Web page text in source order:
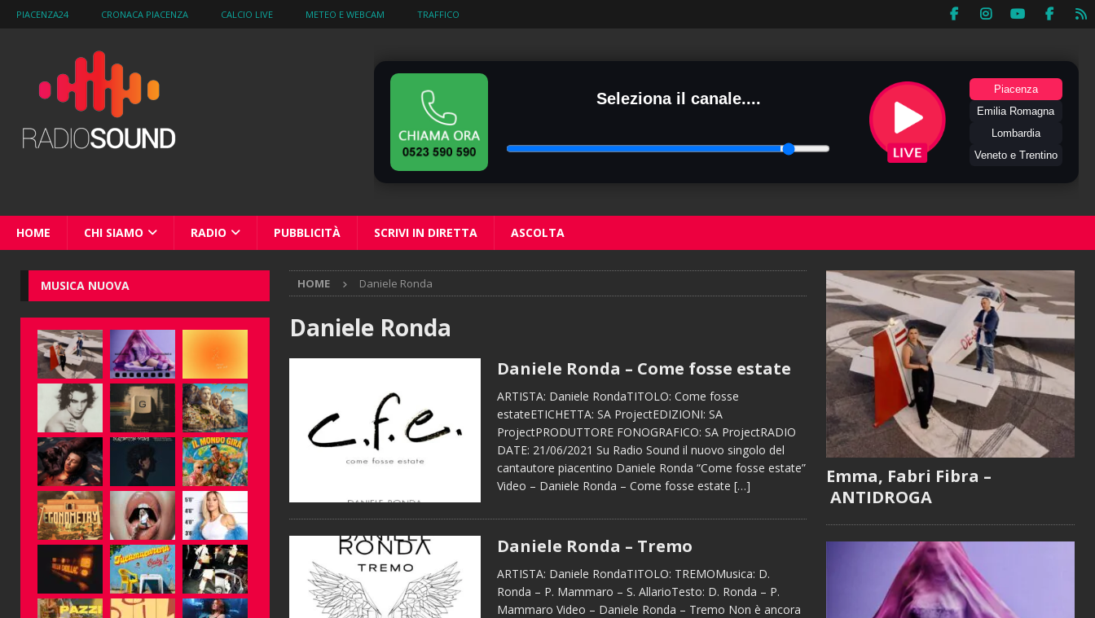
PIACENZA24 CRONACA PIACENZA CALCIO LIVE METEO E WEBCAM TRAFFICO
Seleziona il canale....
Piacenza
Emilia Romagna
Lombardia
Veneto e Trentino
HOME CHI SIAMO RADIO PUBBLICITÀ SCRIVI IN DIRETTA ASCOLTA
HOME Daniele Ronda
Daniele Ronda
Daniele Ronda – Come fosse estate
ARTISTA: Daniele RondaTITOLO: Come fosse
estateETICHETTA: SA ProjectEDIZIONI: SA
ProjectPRODUTTORE FONOGRAFICO: SA ProjectRADIO
DATE: 21/06/2021 Su Radio Sound il nuovo singolo del
cantautore piacentino Daniele Ronda “Come fosse estate”
Video – Daniele Ronda – Come fosse estate […]
Daniele Ronda – Tremo
ARTISTA: Daniele RondaTITOLO: TREMOMusica: D.
Ronda – P. Mammaro – S. AllarioTesto: D. Ronda – P.
Mammaro Video – Daniele Ronda – Tremo Non è ancora
MUSICA NUOVA
Emma, Fabri Fibra –
ANTIDROGA